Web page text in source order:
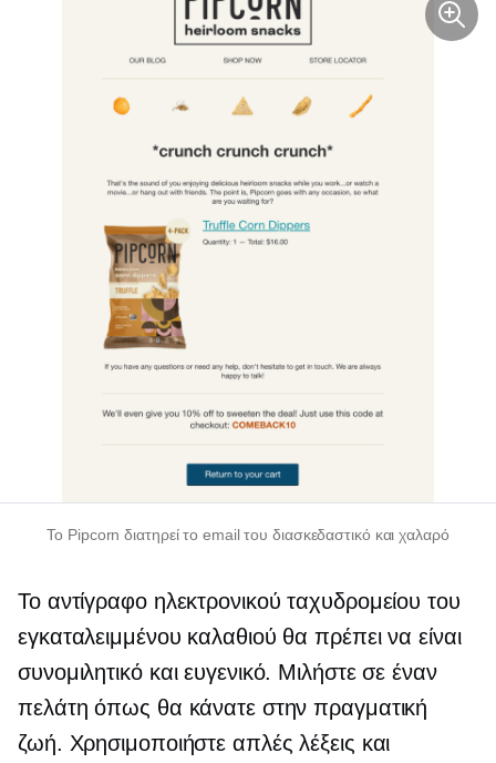
Το Pipcorn διατηρεί το email του διασκεδαστικό και χαλαρό
Το αντίγραφο ηλεκτρονικού ταχυδρομείου του
εγκαταλειμμένου καλαθιού θα πρέπει να είναι
συνομιλητικό και ευγενικό. Μιλήστε σε έναν
πελάτη όπως θα κάνατε στην πραγματική
ζωή. Χρησιμοποιήστε απλές λέξεις και